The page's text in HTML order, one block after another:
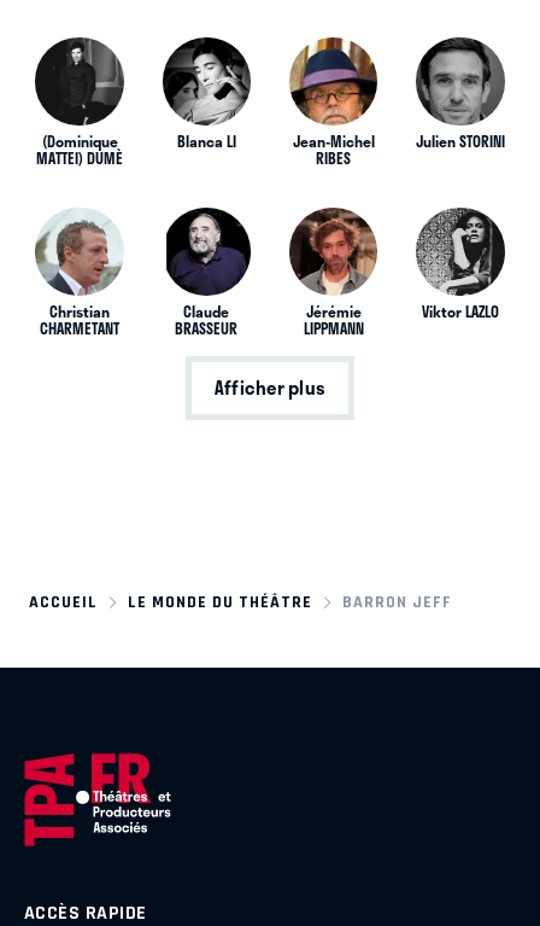
(Dominique
MATTEI) DUMÈ
Blanca LI Jean-Michel
RIBES
Julien STORINI
Christian
CHARMETANT
Claude
BRASSEUR
Jérémie
LIPPMANN
Viktor LAZLO
Afficher plus
ACCUEIL LE MONDE DU THÉÂTRE BARRON JEFF
ACCÈS RAPIDE